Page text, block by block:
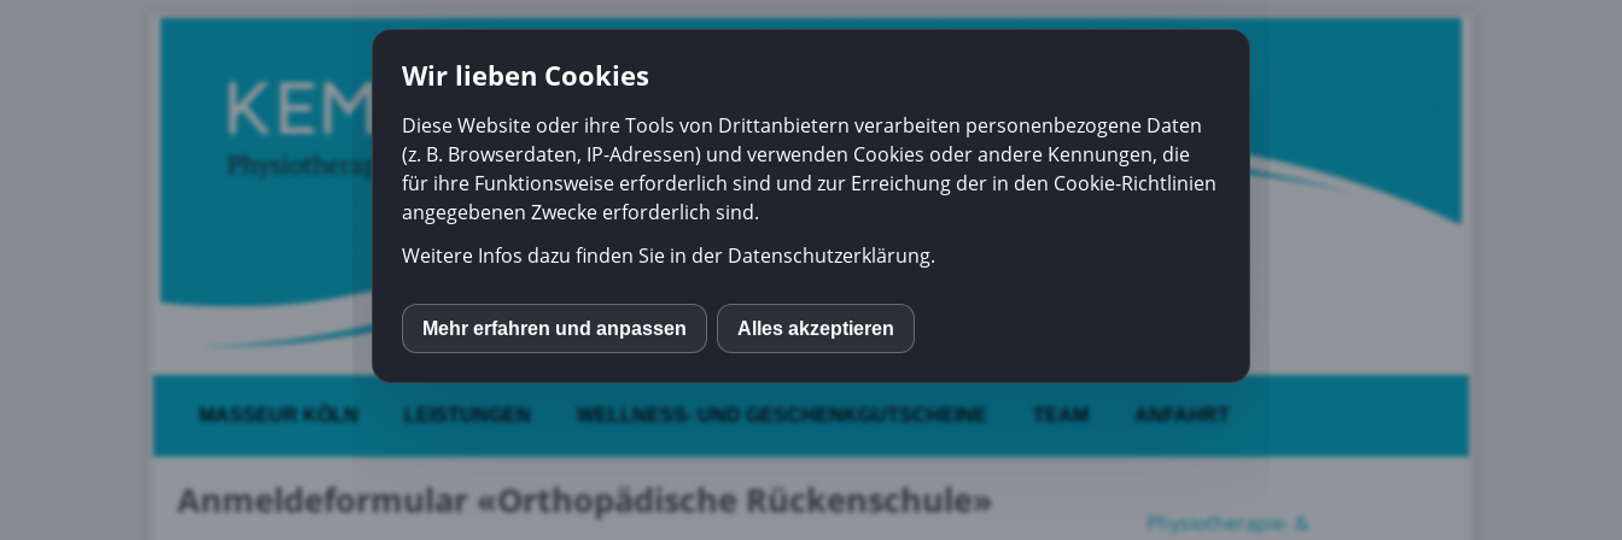
MASSEUR KÖLN LEISTUNGEN WELLNESS- UND GESCHENKGUTSCHEINE TEAM ANFAHRT
Anmeldeformular «Orthopädische Rückenschule»
Physiotherapie- &
Wir lieben Cookies
Diese Website oder ihre Tools von Drittanbietern verarbeiten personenbezogene Daten
(z. B. Browserdaten, IP-Adressen) und verwenden Cookies oder andere Kennungen, die
für ihre Funktionsweise erforderlich sind und zur Erreichung der in den Cookie-Richtlinien
angegebenen Zwecke erforderlich sind.
Weitere Infos dazu finden Sie in der Datenschutzerklärung.
inCMS
Matomo (Piwik)
Youtube
Mehr erfahren und anpassen Alles akzeptieren